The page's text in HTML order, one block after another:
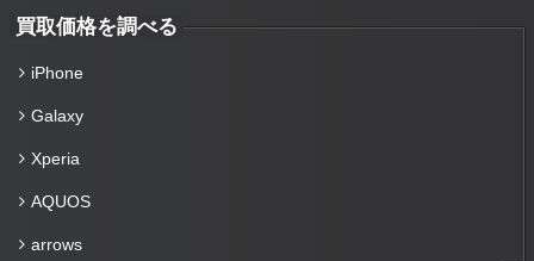
買取価格を調べる
iPhone
Galaxy
Xperia
AQUOS
arrows